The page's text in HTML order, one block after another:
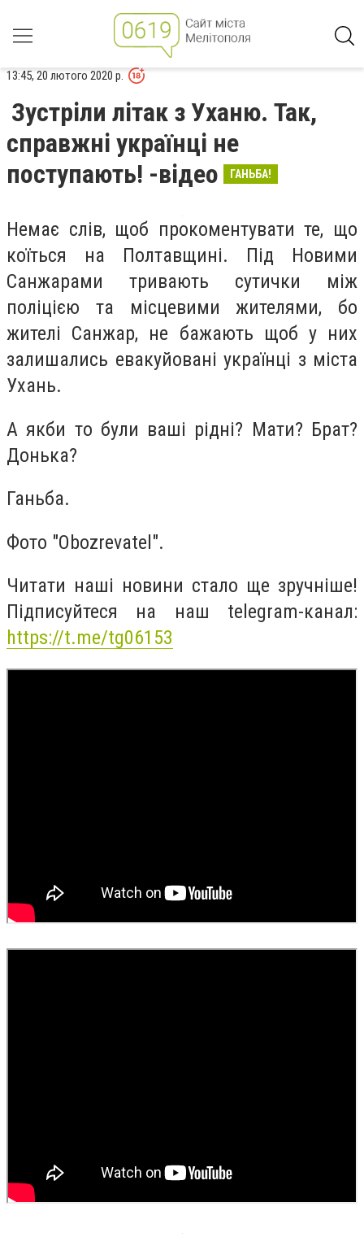
13:45, 20 лютого 2020 р.
Зустріли літак з Уханю. Так,
справжні українці не
поступають! -відео
ГАНЬБА!
Немає слів, щоб прокоментувати те, що
коїться на Полтавщині. Під Новими
Санжарами тривають сутички між
поліцією та місцевими жителями, бо
жителі Санжар, не бажають щоб у них
залишались евакуйовані українці з міста
Ухань.
А якби то були ваші рідні? Мати? Брат?
Донька?
Ганьба.
Фото "Obozrevatel".
Читати наші новини стало ще зручніше!
Підписуйтеся на наш telegram-канал:
https://t.me/tg06153